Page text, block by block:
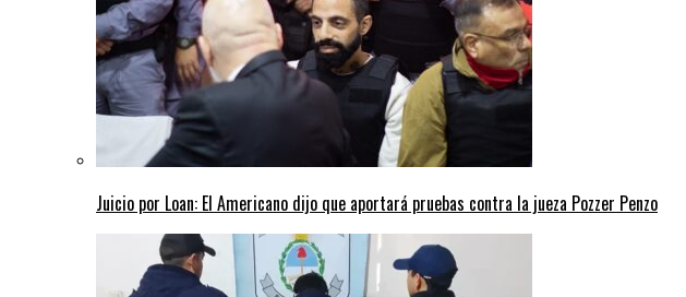
Juicio por Loan: El Americano dijo que aportará pruebas contra la jueza Pozzer Penzo